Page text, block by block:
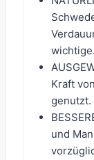
Kraft
genutzt.
und